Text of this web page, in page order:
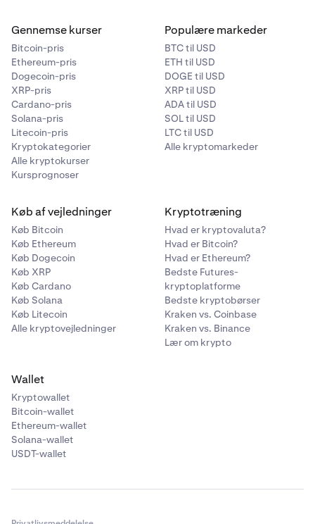
Gennemse kurser
Bitcoin-pris
Ethereum-pris
Dogecoin-pris
XRP-pris
Cardano-pris
Solana-pris
Litecoin-pris
Kryptokategorier
Alle kryptokurser
Kursprognoser
Populære markeder
BTC til USD
ETH til USD
DOGE til USD
XRP til USD
ADA til USD
SOL til USD
LTC til USD
Alle kryptomarkeder
Køb af vejledninger
Køb Bitcoin
Køb Ethereum
Køb Dogecoin
Køb XRP
Køb Cardano
Køb Solana
Køb Litecoin
Alle kryptovejledninger
Kryptotræning
Hvad er kryptovaluta?
Hvad er Bitcoin?
Hvad er Ethereum?
Bedste Futures-
kryptoplatforme
Bedste kryptobørser
Kraken vs. Coinbase
Kraken vs. Binance
Lær om krypto
Wallet
Kryptowallet
Bitcoin-wallet
Ethereum-wallet
Solana-wallet
USDT-wallet